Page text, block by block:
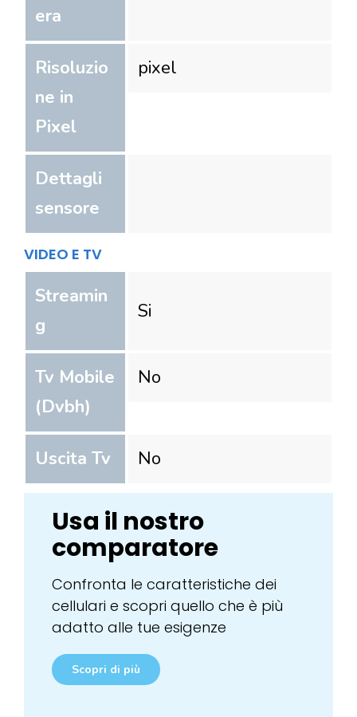
era
Risoluzio
ne in
Pixel
pixel
Dettagli
sensore
VIDEO E TV
Streamin
g
Si
Tv Mobile
(Dvbh)
No
Uscita Tv No
Usa il nostro
comparatore
Confronta le caratteristiche dei
cellulari e scopri quello che è più
adatto alle tue esigenze
Scopri di più